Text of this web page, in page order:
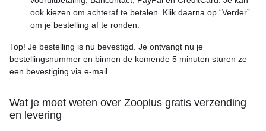
ook kiezen om achteraf te betalen. Klik daarna op “Verder”
om je bestelling af te ronden.
Top! Je bestelling is nu bevestigd. Je ontvangt nu je
bestellingsnummer en binnen de komende 5 minuten sturen ze
een bevestiging via e-mail.
Wat je moet weten over Zooplus gratis verzending
en levering